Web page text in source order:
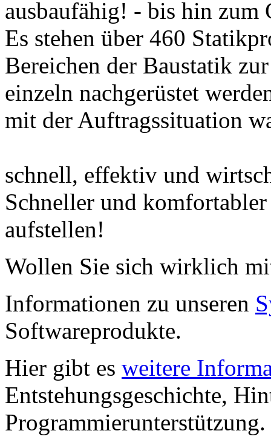
ausbaufähig! - bis hin zum
Es stehen über 460
Bereichen der Baustatik
einzeln nachgerüstet
mit der Auftragssituation
schnell, effektiv und
Schneller und
aufstellen!
Wollen Sie sich wirklich
Informationen zu unseren
Softwareprodukte.
Hier gibt es weitere
Entstehungsgeschichte,
Programmierunterstützung.